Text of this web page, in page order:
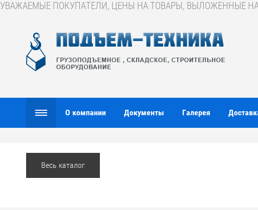
УВАЖАЕМЫЕ ПОКУПАТЕЛИ, ЦЕНЫ НА ТОВАРЫ, ВЫЛОЖЕННЫЕ
О компании Документы Галерея
Весь каталог